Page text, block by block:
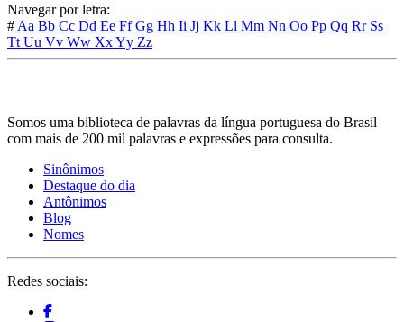
Navegar por letra:
# Aa Bb Cc Dd Ee FfGg Hh Ii Jj Kk Ll Mm Nn Oo Pp Qq Rr Ss
Tt Uu Vv Ww XxYy Zz
Somos uma biblioteca de palavras da língua portuguesa do Brasil
com mais de 200 mil palavras e expressões para consulta.
Sinônimos
Destaque do dia
Antônimos
Blog
Nomes
Redes sociais: